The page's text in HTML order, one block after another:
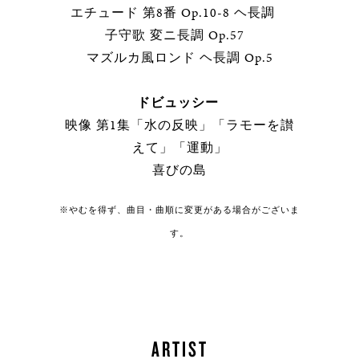
エチュード 第8番 Op.10-8 ヘ長調
子守歌 変ニ長調 Op.57
マズルカ風ロンド ヘ長調 Op.5
ドビュッシー
映像 第1集「水の反映」「ラモーを讃
えて」「運動」
喜びの島
※やむを得ず、曲目・曲順に変更がある場合がございま
す。
ARTIST